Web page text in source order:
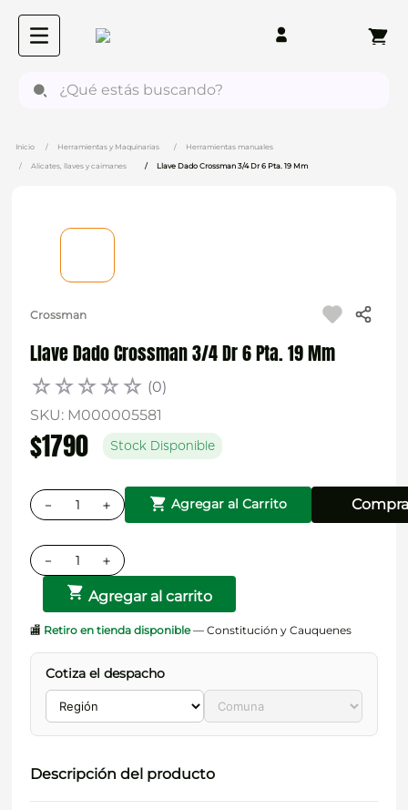
Herramientas y Maquinarias Herramientas manuales
Alicates, llaves y caimanes Llave Dado Crossman 3/4 Dr 6 Pta. 19 Mm
Crossman
Llave Dado Crossman 3/4 Dr 6 Pta. 19 Mm
☆☆☆☆☆ (0)
SKU: M000005581
$1790 Stock Disponible
＋
－ Agregar al Carrito
＋
－
Agregar al carrito
🏬 Retiro en tienda disponible— Constitución y Cauquenes
Cotiza el despacho
Descripción del producto